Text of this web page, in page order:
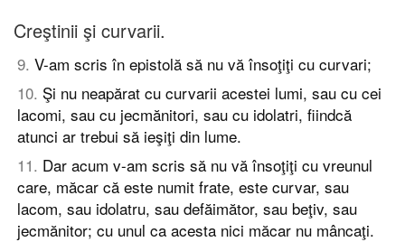
Creştinii şi curvarii.
9. V-am scris în epistolă să nu vă însoţiţi cu curvari;
10. Şi nu neapărat cu curvarii acestei lumi, sau cu cei
lacomi, sau cu jecmănitori, sau cu idolatri, fiindcă
atunci ar trebui să ieşiţi din lume.
11. Dar acum v-am scris să nu vă însoţiţi cu vreunul
care, măcar că este numit frate, este curvar, sau
lacom, sau idolatru, sau defăimător, sau beţiv, sau
jecmănitor; cu unul ca acesta nici măcar nu mâncaţi.